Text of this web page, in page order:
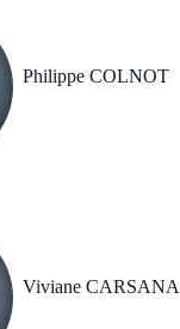
Philippe COLNOT
Viviane CARSANA